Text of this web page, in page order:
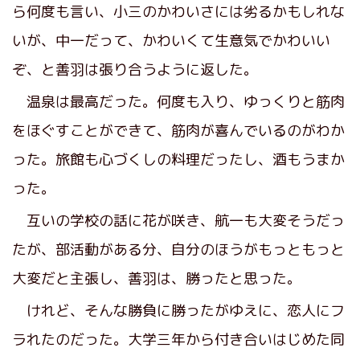
ら何度も言い、小三のかわいさには劣るかもしれな
いが、中一だって、かわいくて生意気でかわいい
ぞ、と善羽は張り合うように返した。
温泉は最高だった。何度も入り、ゆっくりと筋肉
をほぐすことができて、筋肉が喜んでいるのがわか
った。旅館も心づくしの料理だったし、酒もうまか
った。
互いの学校の話に花が咲き、航一も大変そうだっ
たが、部活動がある分、自分のほうがもっともっと
大変だと主張し、善羽は、勝ったと思った。
けれど、そんな勝負に勝ったがゆえに、恋人にフ
ラれたのだった。大学三年から付き合いはじめた同